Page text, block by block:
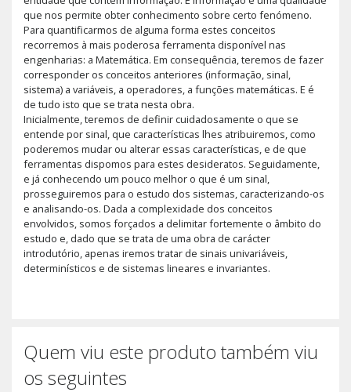
que nos permite obter conhecimento sobre certo fenómeno.
Para quantificarmos de alguma forma estes conceitos
recorremos à mais poderosa ferramenta disponível nas
engenharias: a Matemática. Em consequência, teremos de fazer
corresponder os conceitos anteriores (informação, sinal,
sistema) a variáveis, a operadores, a funções matemáticas. E é
de tudo isto que se trata nesta obra.
Inicialmente, teremos de definir cuidadosamente o que se
entende por sinal, que características lhes atribuiremos, como
poderemos mudar ou alterar essas características, e de que
ferramentas dispomos para estes desideratos. Seguidamente,
e já conhecendo um pouco melhor o que é um sinal,
prosseguiremos para o estudo dos sistemas, caracterizando-os
e analisando-os. Dada a complexidade dos conceitos
envolvidos, somos forçados a delimitar fortemente o âmbito do
estudo e, dado que se trata de uma obra de carácter
introdutório, apenas iremos tratar de sinais univariáveis,
determinísticos e de sistemas lineares e invariantes.
Quem viu este produto também viu
os seguintes